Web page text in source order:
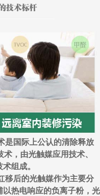
国际上公认的清除释放
，由光触媒应用技术、
组成。
后的光触媒作为主要分
热电响应的负离子粉，光